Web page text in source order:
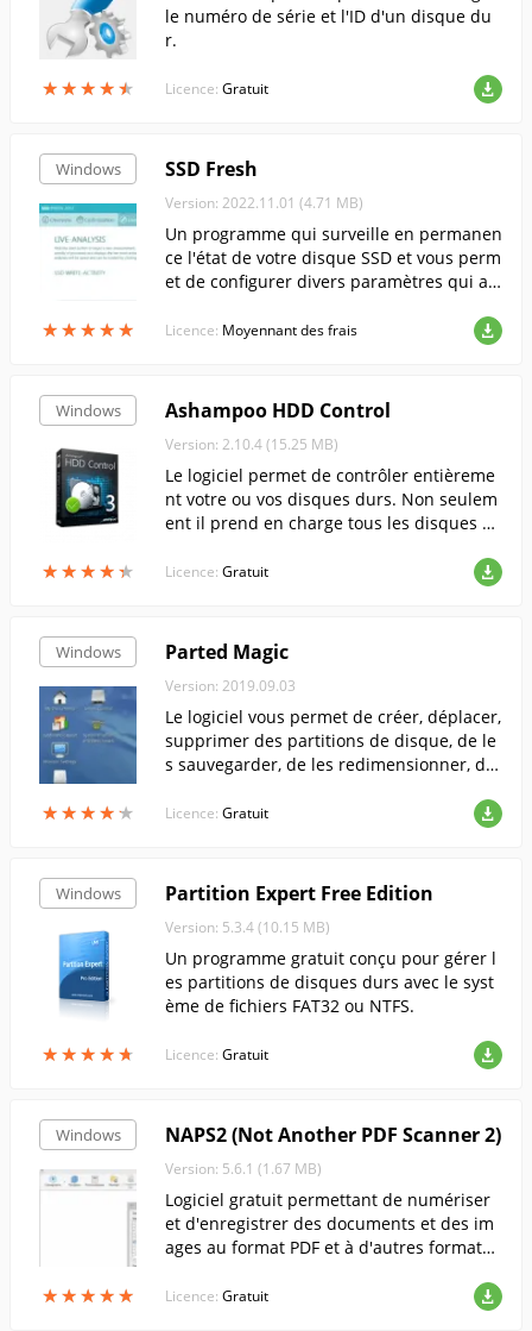
★★★★★
★★★★★
le numéro de série et l'ID d'un disque du
r.
Licence: Gratuit
Windows
★★★★★
★★★★★
SSD Fresh
Version: 2022.11.01 (4.71 MB)
Un programme qui surveille en permanen
ce l'état de votre disque SSD et vous perm
et de configurer divers paramètres qui a
vité.
Licence: Moyennant des frais
Windows
★★★★★
★★★★★
Ashampoo HDD Control
Version: 2.10.4 (15.25 MB)
Le logiciel permet de contrôler entièreme
nt votre ou vos disques durs. Non seulem
ent il prend en charge tous les disques d
ent une prise en charge avancée des disq
ues durs USB externes et des disques à ét
Licence: Gratuit
Windows
★★★★★
★★★★★
Parted Magic
Version: 2019.09.03
Le logiciel vous permet de créer, déplacer,
supprimer des partitions de disque, de le
s sauvegarder, de les redimensionner, de
urs défectueux, etc.
Licence: Gratuit
Windows
★★★★★
★★★★★
Partition Expert Free Edition
Version: 5.3.4 (10.15 MB)
Un programme gratuit conçu pour gérer l
es partitions de disques durs avec le syst
ème de fichiers FAT32 ou NTFS.
Licence: Gratuit
Windows
★★★★★
★★★★★
NAPS2 (Not Another PDF Scanner 2)
Version: 5.6.1 (1.67 MB)
Logiciel gratuit permettant de numériser
et d'enregistrer des documents et des im
ages au format PDF et à d'autres formats.
AIN, il est en outre capable de reconnaître
des textes en plusieurs langues (dont le r
Licence: Gratuit